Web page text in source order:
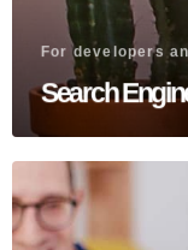
For developers
Search